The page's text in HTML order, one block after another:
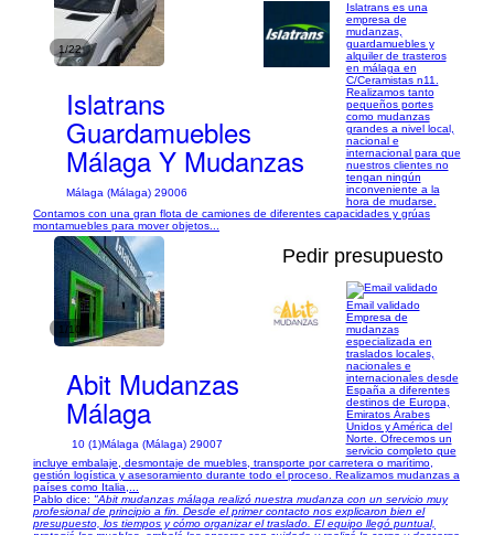
1/22
Islatrans
Guardamuebles
Málaga Y Mudanzas
Málaga (Málaga) 29006
Islatrans es una
empresa de
mudanzas,
guardamuebles y
alquiler de trasteros
en málaga en
C/Ceramistas n11.
Realizamos tanto
pequeños portes
como mudanzas
grandes a nivel local,
nacional e
internacional para que
nuestros clientes no
tengan ningún
inconveniente a la
hora de mudarse.
Contamos con una gran flota de camiones de diferentes capacidades y grúas
montamuebles para mover objetos...
1/10
Pedir presupuesto
Abit Mudanzas
Málaga
10 (1)Málaga (Málaga) 29007
Email validado
Empresa de
mudanzas
especializada en
traslados locales,
nacionales e
internacionales desde
España a diferentes
destinos de Europa,
Emiratos Árabes
Unidos y América del
Norte. Ofrecemos un
servicio completo que
incluye embalaje, desmontaje de muebles, transporte por carretera o marítimo,
gestión logística y asesoramiento durante todo el proceso. Realizamos mudanzas a
países como Italia,...
Pablo dice: "Abit mudanzas málaga realizó nuestra mudanza con un servicio muy
profesional de principio a fin. Desde el primer contacto nos explicaron bien el
presupuesto, los tiempos y cómo organizar el traslado. El equipo llegó puntual,